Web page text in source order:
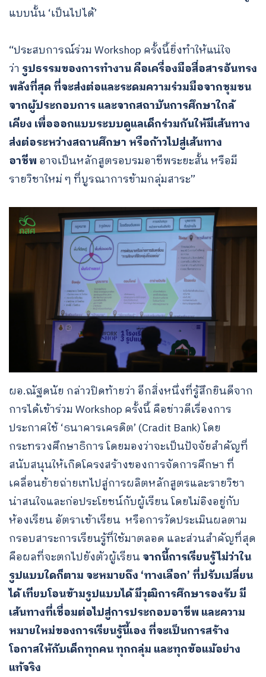
แบบนั้น ‘เป็นไปได้’
“ประสบการณ์ร่วม Workshop ครั้งนี้ยิ่งทำให้แน่ใจ
ว่า รูปธรรมของการทำงาน คือเครื่องมือสื่อสารอันทรง
พลังที่สุด ที่จะส่งต่อและระดมความร่วมมือจากชุมชน
จากผู้ประกอบการ และจากสถาบันการศึกษาใกล้
เคียง เพื่อออกแบบระบบดูแลเด็กร่วมกันให้มีเส้นทาง
ส่งต่อระหว่างสถานศึกษา หรือก้าวไปสู่เส้นทาง
อาชีพ อาจเป็นหลักสูตรอบรมอาชีพระยะสั้น หรือมี
รายวิชาใหม่ ๆ ที่บูรณาการข้ามกลุ่มสาระ”
ผอ.ณัฐดนัย กล่าวปิดท้ายว่า อีกสิ่งหนึ่งที่รู้สึกยินดีจาก
การได้เข้าร่วม Workshop ครั้งนี้ คือข่าวดีเรื่องการ
ประกาศใช้ ‘ธนาคารเครดิต’ (Cradit Bank) โดย
กระทรวงศึกษาธิการ โดยมองว่าจะเป็นปัจจัยสำคัญที่
สนับสนุนให้เกิดโครงสร้างของการจัดการศึกษา ที่
เคลื่อนย้ายถ่ายเทไปสู่การผลิตหลักสูตรและรายวิชา
น่าสนใจและก่อประโยชน์กับผู้เรียน โดยไม่อิงอยู่กับ
ห้องเรียน อัตราเข้าเรียน หรือการวัดประเมินผลตาม
กรอบสาระการเรียนรู้ที่ใช้มาตลอด และส่วนสำคัญที่สุด
คือผลที่จะตกไปยังตัวผู้เรียน จากนี้การเรียนรู้ไม่ว่าใน
รูปแบบใดก็ตาม จะหมายถึง ‘ทางเลือก’ ที่ปรับเปลี่ยน
ได้ เทียบโอนข้ามรูปแบบได้ มีวุฒิการศึกษารองรับ มี
เส้นทางที่เชื่อมต่อไปสู่การประกอบอาชีพ และความ
หมายใหม่ของการเรียนรู้นี้เอง ที่จะเป็นการสร้าง
โอกาสให้กับเด็กทุกคน ทุกกลุ่ม และทุกข้อแม้อย่าง
แท้จริง